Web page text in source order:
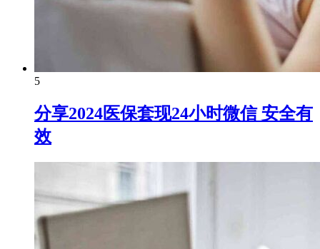
5
分享2024医保套现24小时微信 安全有
效